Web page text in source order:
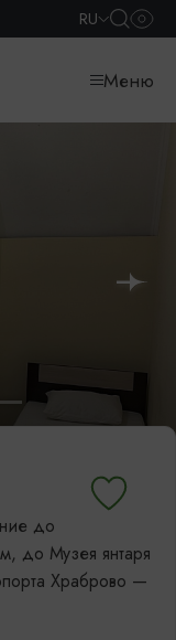
RU
Меню
до
до Музея янтаря
Храброво —